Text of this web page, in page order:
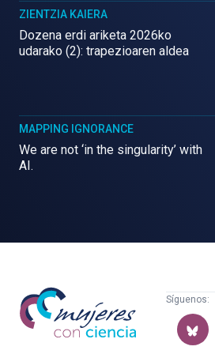
ZIENTZIA KAIERA
Dozena erdi ariketa 2026ko
udarako (2): trapezioaren aldea
MAPPING IGNORANCE
We are not ‘in the singularity’ with
AI.
Mujeres
con
ciencia
Síguenos: